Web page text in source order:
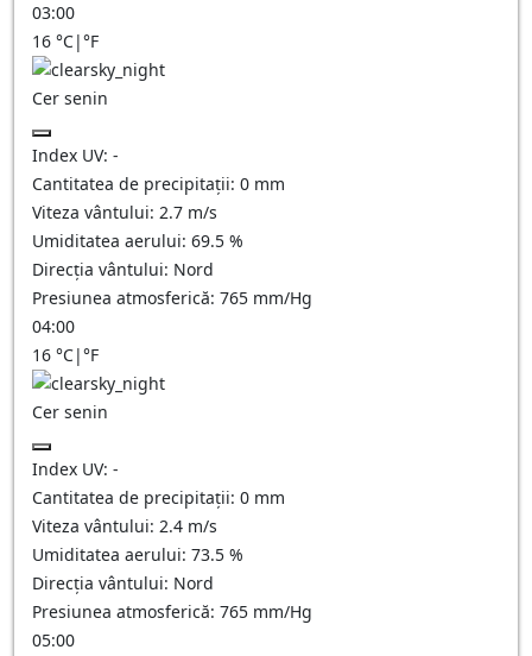
03:00
16 °C|°F
Cer senin
Index UV: -
Cantitatea de precipitații: 0 mm
Viteza vântului: 2.7 m/s
Umiditatea aerului: 69.5 %
Direcția vântului: Nord
Presiunea atmosferică: 765 mm/Hg
04:00
16 °C|°F
Cer senin
Index UV: -
Cantitatea de precipitații: 0 mm
Viteza vântului: 2.4 m/s
Umiditatea aerului: 73.5 %
Direcția vântului: Nord
Presiunea atmosferică: 765 mm/Hg
05:00